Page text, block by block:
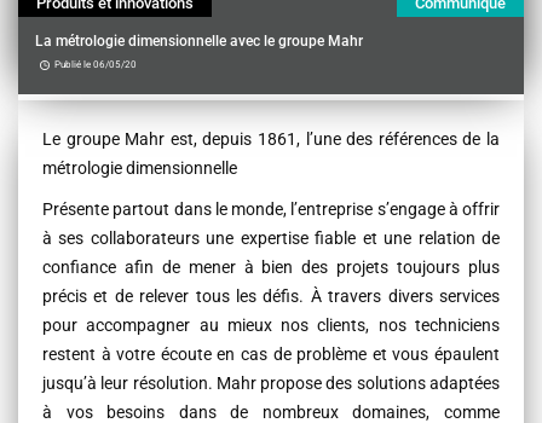
La métrologie dimensionnelle avec le groupe Mahr
Publié le 06/05/20
Contenu
Le groupe Mahr est, depuis 1861, l’une des références de la
métrologie dimensionnelle
Présente partout dans le monde, l’entreprise s’engage à offrir
à ses collaborateurs une expertise fiable et une relation de
confiance afin de mener à bien des projets toujours plus
précis et de relever tous les défis. À travers divers services
pour accompagner au mieux nos clients, nos techniciens
restent à votre écoute en cas de problème et vous épaulent
jusqu’à leur résolution. Mahr propose des solutions adaptées
à vos besoins dans de nombreux domaines, comme